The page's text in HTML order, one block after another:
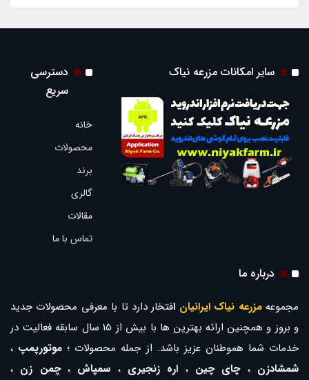
سایر امکانات مزرعه نیاک
دسترسی
سریع
خانه
محصولات
برند
گالری
مقالات
تماس با ما
درباره ما
مجموعهمزرعه نیاک ایرانیان افتخار دارد تا با معرفی محصولات جدید
و بروز و همچنین ارائه بهترین ها با بیش از 15 سال سابقه فعالیت در
خدمات شما هموطنان عزیز باشد. از جمله محصولات ؛ موتورپمپ ،
شمشادزن ،چای چین ، اره زنجیری ، سمپاش ،چمن زن ،